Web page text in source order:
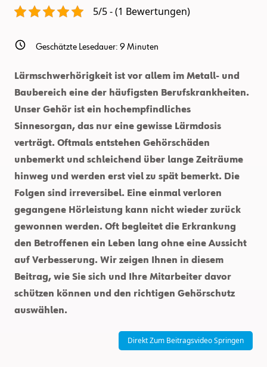
Verwenden!
5/5 - (1 Bewertungen)
Geschätzte Lesedauer: 9Minuten
Lärmschwerhörigkeit ist vor allem im Metall- und
Baubereich eine der häufigsten Berufskrankheiten.
Unser Gehör ist ein hochempfindliches
Sinnesorgan, das nur eine gewisse Lärmdosis
verträgt. Oftmals entstehen Gehörschäden
unbemerkt und schleichend über lange Zeiträume
hinweg und werden erst viel zu spät bemerkt. Die
Folgen sind irreversibel. Eine einmal verloren
gegangene Hörleistung kann nicht wieder zurück
gewonnen werden. Oft begleitet die Erkrankung
den Betroffenen ein Leben lang ohne eine Aussicht
auf Verbesserung. Wir zeigen Ihnen in diesem
Beitrag, wie Sie sich und Ihre Mitarbeiter davor
schützen können und den richtigen Gehörschutz
auswählen.
Direkt Zum Beitragsvideo Springen